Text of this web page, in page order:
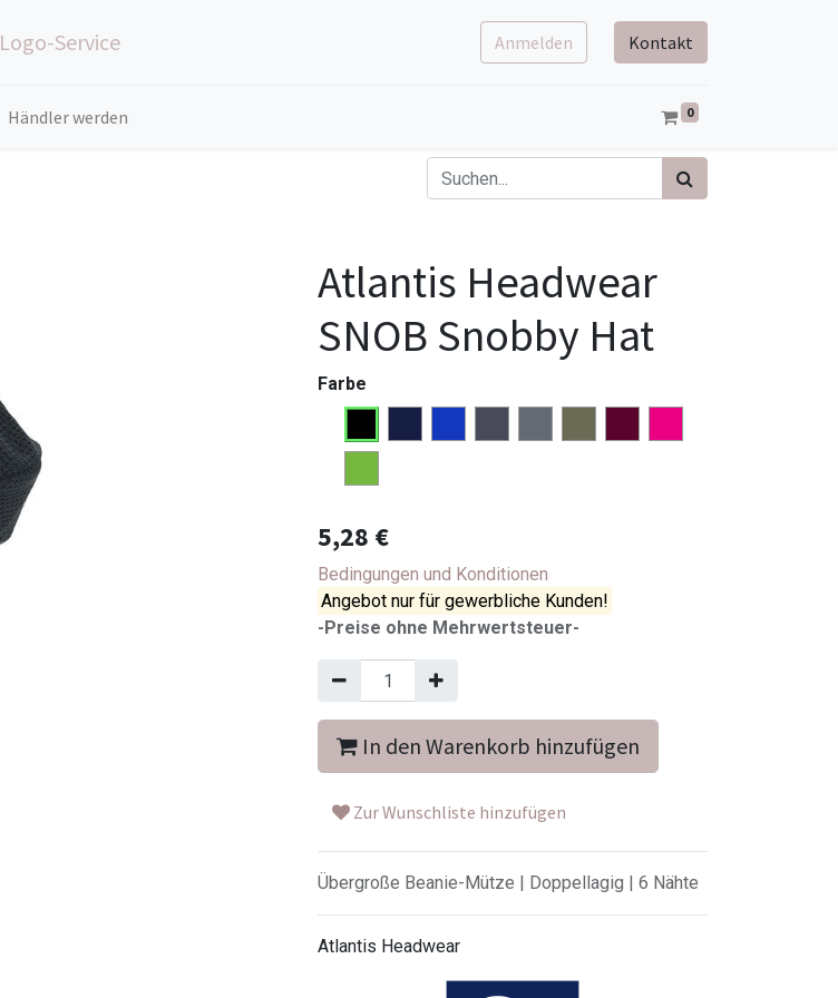
Logo-Service Anmelden Kontakt
Händler werden 0
Atlantis Headwear
SNOB Snobby Hat
Farbe
5,28 €
Bedingungen und Konditionen
Angebot nur für gewerbliche Kunden!
-Preise ohne Mehrwertsteuer-
In den Warenkorb hinzufügen
Zur Wunschliste hinzufügen
Übergroße Beanie-Mütze | Doppellagig | 6 Nähte
Atlantis Headwear